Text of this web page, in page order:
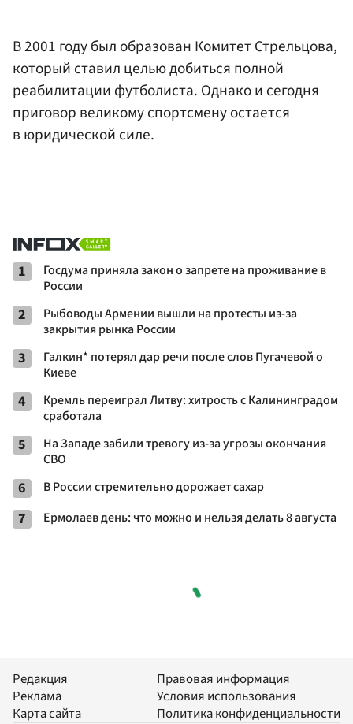
В 2001 году был образован Комитет Стрельцова,
который ставил целью добиться полной
реабилитации футболиста. Однако и сегодня
приговор великому спортсмену остается
в юридической силе.
1
Госдума приняла закон о запрете на проживание в
России
2
Рыбоводы Армении вышли на протесты из-за
закрытия рынка России
3
Галкин* потерял дар речи после слов Пугачевой о
Киеве
4
Кремль переиграл Литву: хитрость с Калининградом
сработала
5
На Западе забили тревогу из-за угрозы окончания
СВО
6 В России стремительно дорожает сахар
7 Ермолаев день: что можно и нельзя делать 8 августа
Редакция
Реклама
Карта сайта
Правовая информация
Условия использования
Политика конфиденциальности